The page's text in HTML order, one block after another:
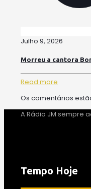
Julho 9, 2026
Morreu a cantora
Read more
Os comentários
A Rádio JM sempre
Tempo Hoje